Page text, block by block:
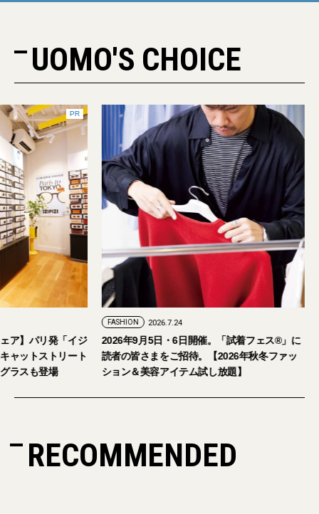
UOMO'S CHOICE
PR
ア】パリ発「イジ
ャットストリート
ラスも登場
FASHION 2026.7.24
2026年9月5日・6日開催。「試着フェス®︎」に
読者の皆さまをご招待。【2026年秋冬ファッ
ション＆美容アイテム試し放題】
RECOMMENDED